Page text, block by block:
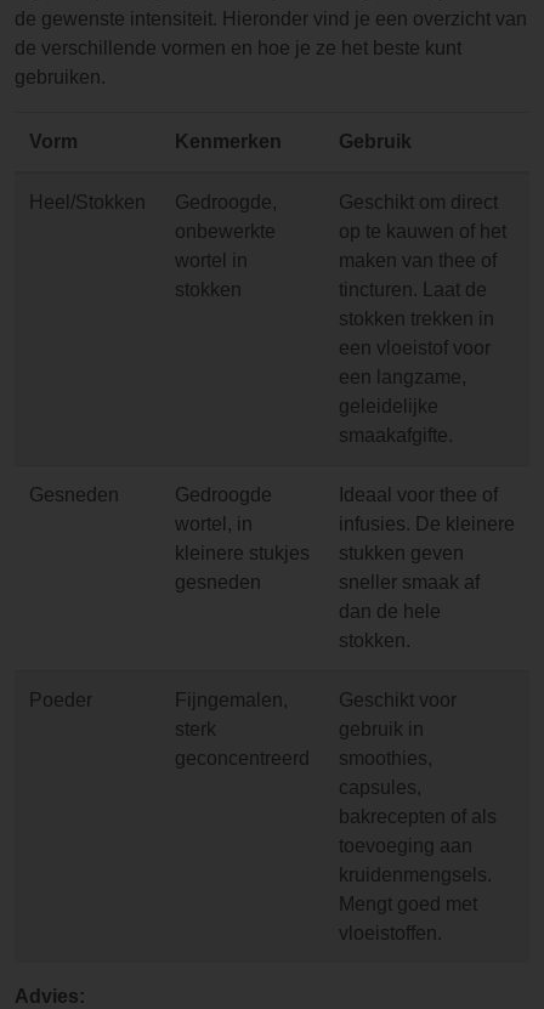
de gewenste intensiteit. Hieronder vind je een overzicht van
de verschillende vormen en hoe je ze het beste kunt
gebruiken.
Vorm Kenmerken Gebruik
Heel/Stokken
Gedroogde,
onbewerkte
wortel in
stokken
Geschikt om direct
op te kauwen of het
maken van thee of
tincturen. Laat de
stokken trekken in
een vloeistof voor
een langzame,
geleidelijke
smaakafgifte.
Gesneden
Gedroogde
wortel, in
kleinere stukjes
gesneden
Ideaal voor thee of
infusies. De kleinere
stukken geven
sneller smaak af
dan de hele
stokken.
Poeder
Fijngemalen,
sterk
geconcentreerd
Geschikt voor
gebruik in
smoothies,
capsules,
bakrecepten of als
toevoeging aan
kruidenmengsels.
Mengt goed met
vloeistoffen.
Advies: